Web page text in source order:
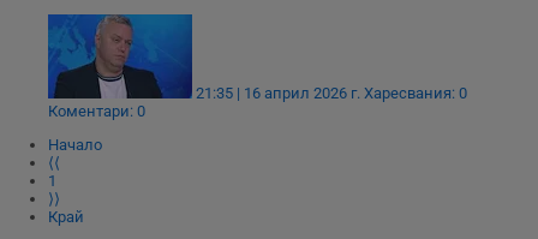
21:35 | 16 април 2026 г. Харесвания: 0
Коментари: 0
Начало
⟨⟨
1
⟩⟩
Край